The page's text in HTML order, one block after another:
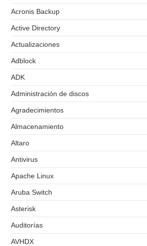
Acronis Backup
Active Directory
Actualizaciones
Adblock
ADK
Administración de discos
Agradecimientos
Almacenamiento
Altaro
Antivirus
Apache Linux
Aruba Switch
Asterisk
Auditorías
AVHDX